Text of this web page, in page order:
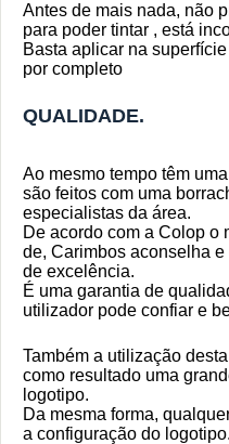
Antes de mais nada, não
para poder tintar , está
Basta aplicar na
por completo
QUALIDADE.
Ao mesmo tempo têm
são feitos com uma
especialistas da área.
De acordo com a Colop o
de, Carimbos aconselha
de excelência.
É uma garantia de
utilizador pode confiar e
Também a utilização
como resultado uma
logotipo.
Da mesma forma,
a configuração do logotipo.